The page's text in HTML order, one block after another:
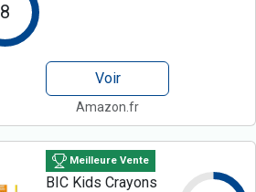
8
Voir
Amazon.fr
Meilleure Vente
BIC Kids Crayons